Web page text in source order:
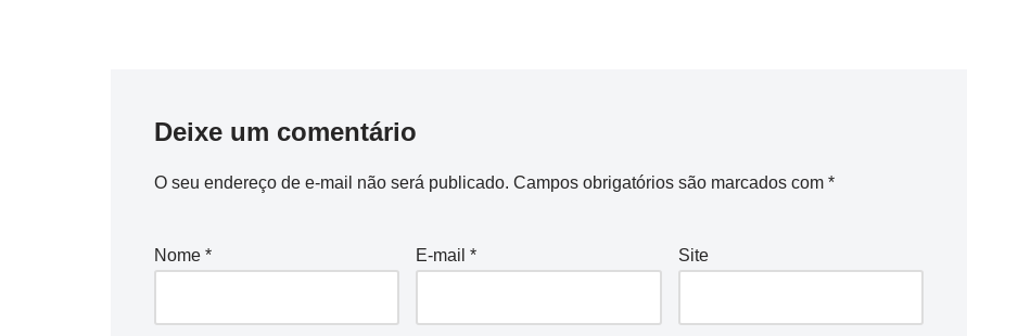
Deixe um comentário
O seu endereço de e-mail não será publicado. Campos obrigatórios são marcados com *
Nome * E-mail* Site